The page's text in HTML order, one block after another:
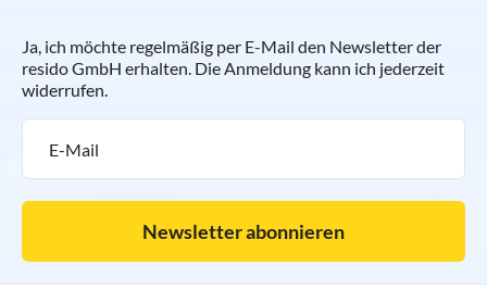
Ja, ich möchte regelmäßig per E-Mail den Newsletter der
resido GmbH erhalten. Die Anmeldung kann ich jederzeit
widerrufen.
Newsletter abonnieren